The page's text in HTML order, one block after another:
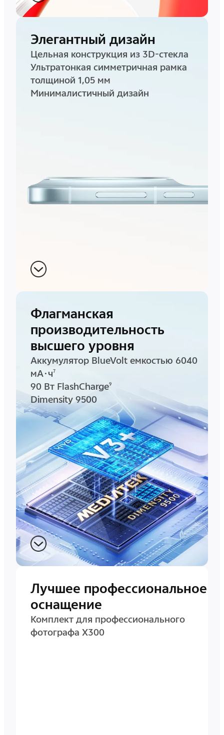
Элегантный дизайн
Цельная конструкция из 3D-стекла
Ультратонкая симметричная рамка
толщиной 1,05 мм
Минималистичный дизайн
Флагманская
производительность
высшего уровня
Аккумулятор BlueVolt емкостью 6040
мА·ч7
90 Вт FlashCharge9
Dimensity 9500
Лучшее профессиональное
оснащение
Комплект для профессионального
фотографа X300